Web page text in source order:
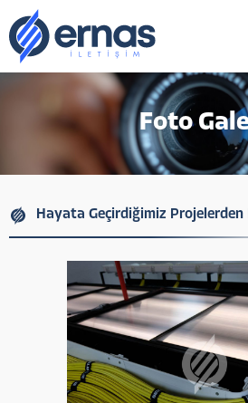
Foto
Hayata Geçirdiğimiz Projelerden